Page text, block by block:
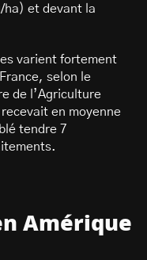
ha) et devant la
varient fortement
selon le
de l’Agriculture
en moyenne
tendre 7
Amérique